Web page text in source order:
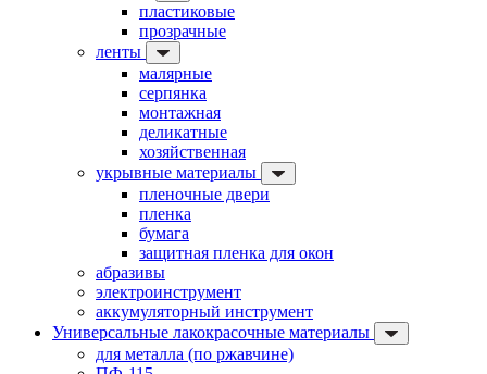
пластиковые
прозрачные
ленты
малярные
серпянка
монтажная
деликатные
хозяйственная
укрывные материалы
пленочные двери
пленка
бумага
защитная пленка для окон
абразивы
электроинструмент
аккумуляторный инструмент
Универсальные лакокрасочные материалы
для металла (по ржавчине)